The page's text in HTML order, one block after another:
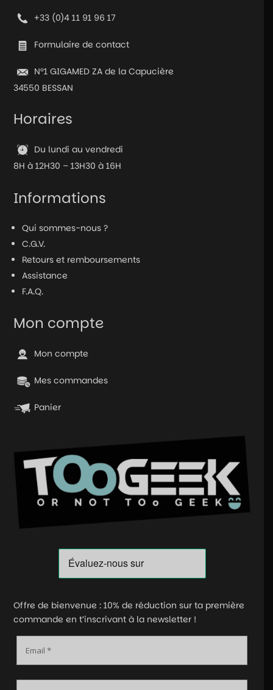
Noire +33 (0)4 11 91 96 17
Formulaire de contact
N°1 GIGAMED ZA de la Capucière
34550 BESSAN
Horaires
Du lundi au vendredi
8H à 12H30 – 13H30 à 16H
Informations
Qui sommes-nous ?
C.G.V.
Retours et remboursements
Assistance
F.A.Q.
Mon compte
Mon compte
Mes commandes
Panier
Offre de bienvenue : 10% de réduction sur ta première
commande en t’inscrivant à la newsletter !